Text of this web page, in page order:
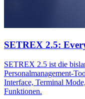
SETREX 2.5:
SETREX 2.5 ist die
Personalmanagement-
Interface, Terminal
Funktionen.